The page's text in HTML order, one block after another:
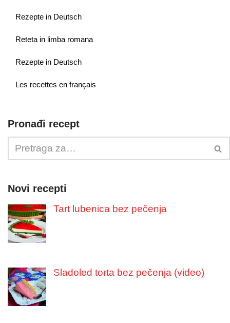
Rezepte in Deutsch
Reteta in limba romana
Rezepte in Deutsch
Les recettes en français
Pronađi recept
Novi recepti
Tart lubenica bez pečenja
Sladoled torta bez pečenja (video)